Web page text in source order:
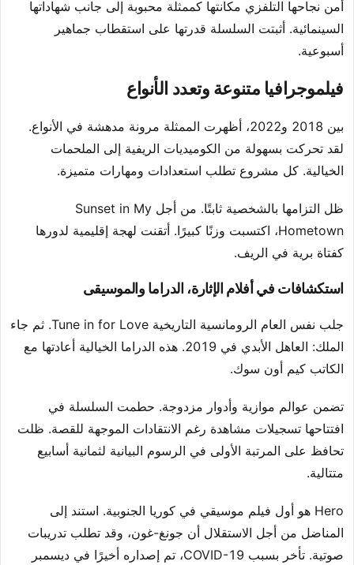
أمن نجاحها التلفزي مكانتها كممثلة محبوبة إلى جانب شهاداتها
السينمائية. أثبتت السلسلة قدرتها على استقطاب جماهير
أسبوعية.
فيلموجرافيا متنوعة وتعدد الأنواع
بين 2018 و2022، أظهرت الممثلة مرونة مدهشة في الأنواع.
لقد تحركت بسهولة من الكوميديات الريفية إلى الملحمات
الخيالية. كل مشروع تطلب استعدادات ومهارات متميزة.
ظل التزامها بالشخصية ثابتًا. من أجل Sunset in My
Hometown، اكتسبت وزنًا كبيرًا. أتقنت لهجة إقليمية لدورها
كفتاة برية في الريف.
استكشافات في أفلام الإثارة، الدراما والموسيقى
جلب نفس العام الرومانسية التاريخية Tune in for Love. ثم جاء
الملك: العاهل الأبدي في 2019. هذه الدراما الخيالية أعادتها مع
الكاتب كيم أون سوك.
تضمن عوالم موازية وأدوار مزدوجة. حطمت السلسلة في
افتتاحها تسجيلات مشاهدة رغم الانتقادات الموجهة للقصة. ظلت
تحافظ على المرتبة الأولى في الرسوم البيانية لثمانية أسابيع
متتالية.
Hero هو أول فيلم موسيقي في كوريا الجنوبية. استند إلى
المناضل من أجل الاستقلال أن جونغ-غون، وقد تطلب تدريبات
صوتية. تأخر بسبب COVID-19، تم إصداره أخيرًا في ديسمبر